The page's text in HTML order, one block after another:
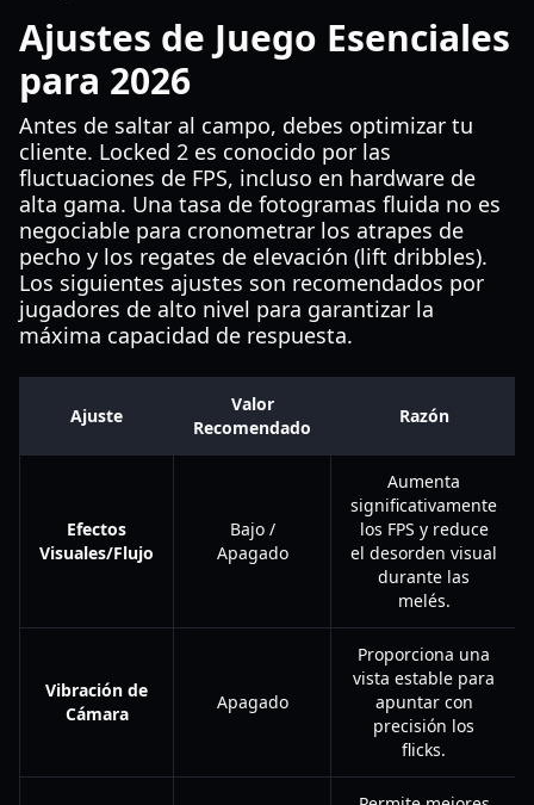
Ajustes de Juego Esenciales
para 2026
Antes de saltar al campo, debes optimizar tu
cliente. Locked 2 es conocido por las
fluctuaciones de FPS, incluso en hardware de
alta gama. Una tasa de fotogramas fluida no es
negociable para cronometrar los atrapes de
pecho y los regates de elevación (lift dribbles).
Los siguientes ajustes son recomendados por
jugadores de alto nivel para garantizar la
máxima capacidad de respuesta.
Ajuste
Valor
Recomendado
Razón
Efectos
Visuales/Flujo
Bajo /
Apagado
Aumenta
significativamente
los FPS y reduce
el desorden visual
durante las
melés.
Vibración de
Cámara
Apagado
Proporciona una
vista estable para
apuntar con
precisión los
flicks.